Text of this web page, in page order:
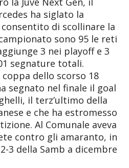
ha siglato la
di scollinare la
sono 95 le reti
3 nei playoff e 3
segnature totali.
dello scorso 18
segnato nel finale il goal
il terz’ultimo della
e che ha estromesso
Al Comunale aveva
contro gli amaranto, in
3 della Samb a dicembre